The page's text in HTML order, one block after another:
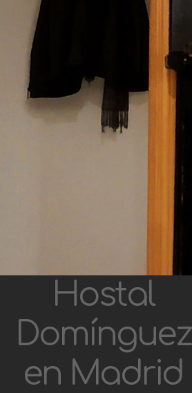
Hostal
Domínguez
en Madrid